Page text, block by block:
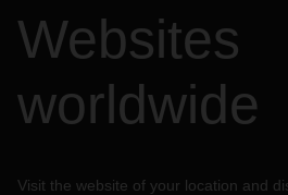
Websites
worldwide
Visit the website of your location and